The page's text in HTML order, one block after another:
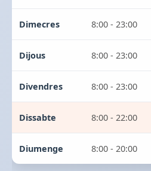
Dimecres 8:00 - 23:00
Dijous 8:00 - 23:00
Divendres 8:00 - 23:00
Dissabte 8:00 - 22:00
Diumenge 8:00 - 20:00